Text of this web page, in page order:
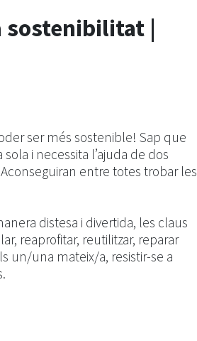
sostenibilitat |
ser més sostenible! Sap que
i necessita l’ajuda de dos
entre totes trobar les
distesa i divertida, les claus
reaprofitar, reutilitzar, reparar
un/una mateix/a, resistir-se a